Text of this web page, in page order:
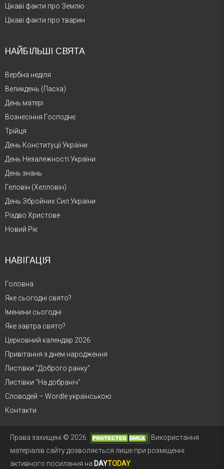
Цікаві факти про Землю
Цікаві факти про тварин
НАЙБІЛЬШІ СВЯТА
Вербна неділя
Великдень (Пасха)
День матері
Вознесіння Господнє
Трійця
День Конституції України
День Незалежності України
День знань
Геловін (Хелловін)
День Збройних Сил України
Різдво Христове
Новий Рік
НАВІГАЦІЯ
Головна
Яке сьогодні свято?
Іменини сьогодні
Яке завтра свято?
Церковний календар 2026
Привітання з днем народження
Листівки “Доброго ранку”
Листівки “На добраніч”
Словодей – Wordle українською
Контакти
Права захищені © 2026.
Використання
матеріалів сайту дозволяється лише при розміщенні
активного посилання на DAYTODAY